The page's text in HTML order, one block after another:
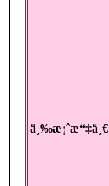
ä¸‰æ¡ˆæ“‡ä¸€